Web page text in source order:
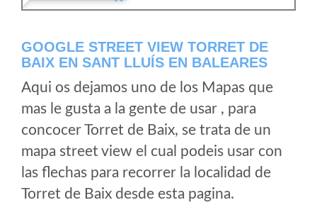
GOOGLE STREET VIEW TORRET DE
BAIX EN SANT LLUÍS EN BALEARES
Aqui os dejamos uno de los Mapas que
mas le gusta a la gente de usar , para
concocer Torret de Baix, se trata de un
mapa street view el cual podeis usar con
las flechas para recorrer la localidad de
Torret de Baix desde esta pagina.